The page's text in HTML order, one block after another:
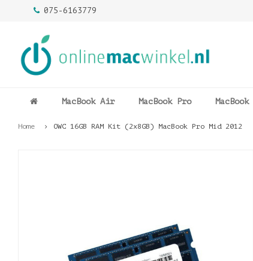
075-6163779
MacBook Air MacBook Pro MacBook
Home OWC 16GB RAM Kit (2x8GB) MacBook Pro Mid 2012